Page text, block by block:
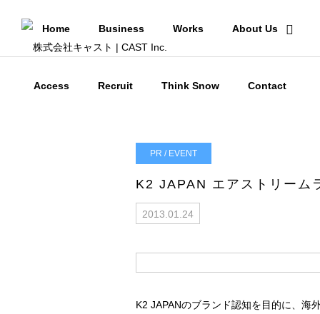
Home Business Works About Us
Access Recruit Think Snow Contact
PR / EVENT
K2 JAPAN エアストリーム
2013.01.24
K2 JAPANのブランド認知を目的に、海